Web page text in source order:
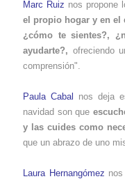
Marc Ruiz nos propone
el propio hogar y en el
¿cómo te sientes?,
ayudarte?, ofreciendo
comprensión".
Paula Cabal nos deja
navidad son que
y las cuides como
que un abrazo de uno
Laura Hernangómez